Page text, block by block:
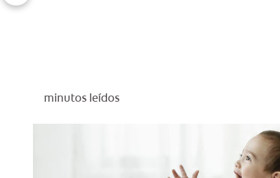
minutos leídos